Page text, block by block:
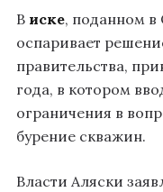
В иске, поданном
оспаривает
правительства,
года, в котором
ограничения в
бурение скважин.
Власти Аляски